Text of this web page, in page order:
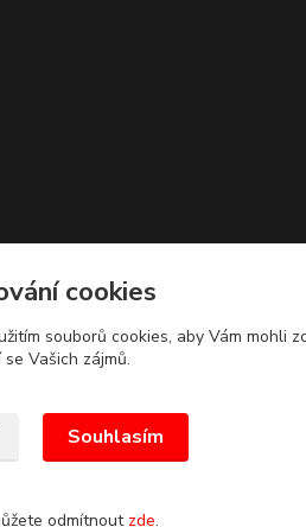
cookies
souborů cookies, aby Vám mohli
Vašich zájmů.
Souhlasím
odmítnout zde.